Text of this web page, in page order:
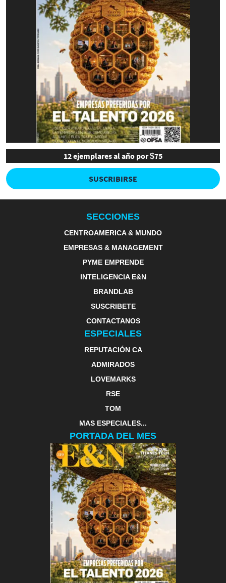
12 ejemplares al año por $75
SUSCRIBIRSE
SECCIONES
CENTROAMERICA & MUNDO
EMPRESAS & MANAGEMENT
PYME EMPRENDE
INTELIGENCIA E&N
BRANDLAB
SUSCRIBETE
CONTACTANOS
ESPECIALES
REPUTACIÓN CA
ADMIRADOS
LOVEMARKS
RSE
TOM
MAS ESPECIALES...
PORTADA DEL MES